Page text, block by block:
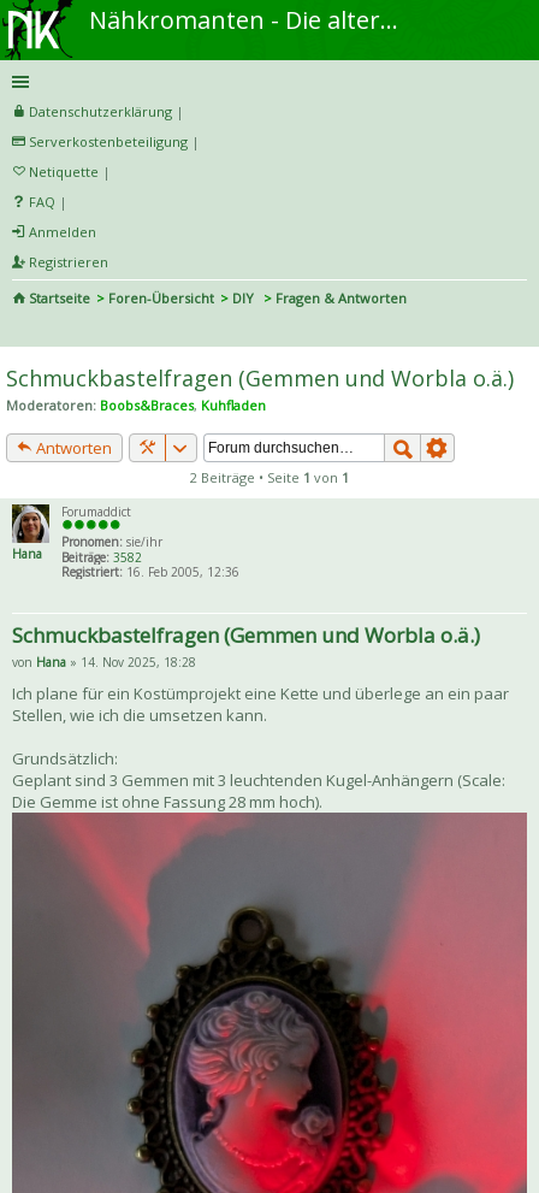
Nähkromanten - Die alternative Näh- und DIY-Community
Datenschutzerklärung |
Serverkostenbeteiligung |
Netiquette |
FAQ |
Anmelden
Registrieren
Startseite
Foren-Übersicht DIY
Fragen & Antworten
he
Schmuckbastelfragen (Gemmen und Worbla o.ä.)
Moderatoren: Boobs&Braces, Kuhfladen
Antworten
2 Beiträge • Seite 1 von 1
Hana
Forumaddict
Pronomen: sie/ihr
Beiträge: 3582
Registriert: 16. Feb 2005, 12:36
Schmuckbastelfragen (Gemmen und Worbla o.ä.)
von Hana » 14. Nov 2025, 18:28
Ich plane für ein Kostümprojekt eine Kette und überlege an ein paar
Stellen, wie ich die umsetzen kann.
Grundsätzlich:
Geplant sind 3 Gemmen mit 3 leuchtenden Kugel-Anhängern (Scale:
Die Gemme ist ohne Fassung 28 mm hoch).